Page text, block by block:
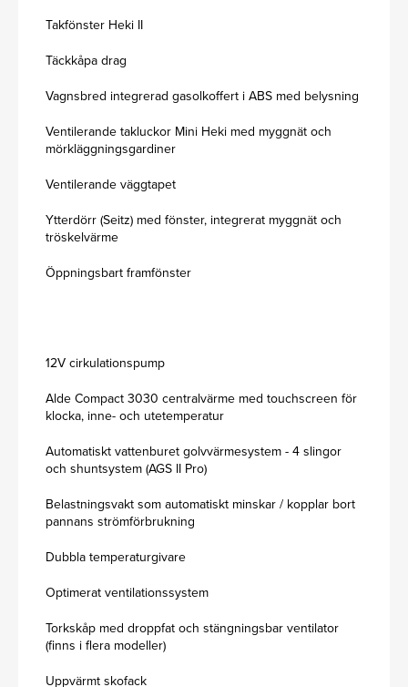
Takfönster Heki II
Täckkåpa drag
Vagnsbred integrerad gasolkoffert i ABS med belysning
Ventilerande takluckor Mini Heki med myggnät och
mörkläggningsgardiner
Ventilerande väggtapet
Ytterdörr (Seitz) med fönster, integrerat myggnät och
tröskelvärme
Öppningsbart framfönster
12V cirkulationspump
Alde Compact 3030 centralvärme med touchscreen för
klocka, inne- och utetemperatur
Automatiskt vattenburet golvvärmesystem - 4 slingor
och shuntsystem (AGS II Pro)
Belastningsvakt som automatiskt minskar / kopplar bort
pannans strömförbrukning
Dubbla temperaturgivare
Optimerat ventilationssystem
Torkskåp med droppfat och stängningsbar ventilator
(finns i flera modeller)
Uppvärmt skofack